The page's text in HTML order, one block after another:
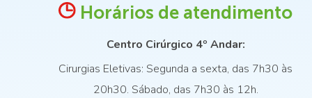
Horários de atendimento
Centro Cirúrgico 4º Andar:
Cirurgias Eletivas: Segunda a sexta, das 7h30 às
20h30. Sábado, das 7h30 às 12h.